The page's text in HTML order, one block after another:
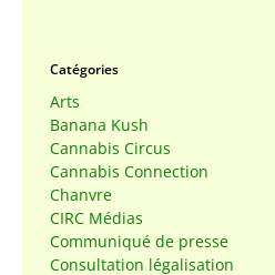
Catégories
Arts
Banana Kush
Cannabis Circus
Cannabis Connection
Chanvre
CIRC Médias
Communiqué de presse
Consultation légalisation